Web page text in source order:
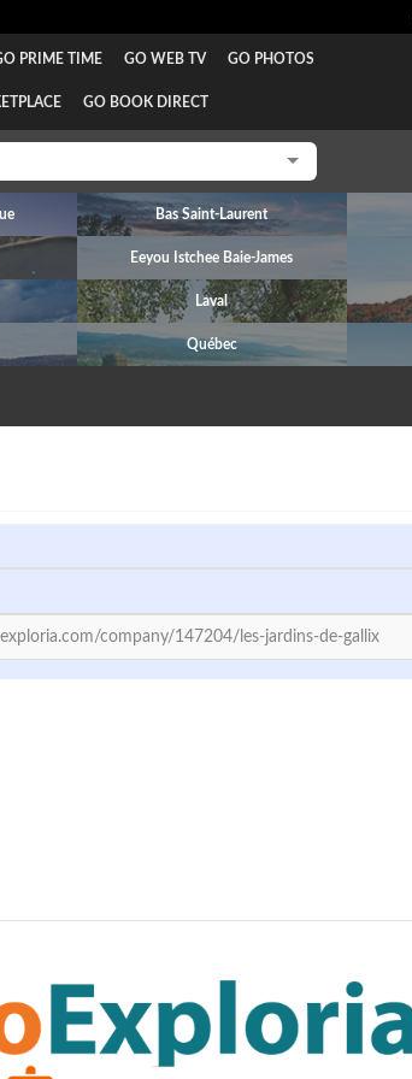
PRIME TIME GO WEB TV GO PHOTOS
GO BOOK DIRECT
Bas Saint-Laurent
Eeyou Istchee Baie-James
Laval
Québec
company/147204/les-jardins-de-gallix